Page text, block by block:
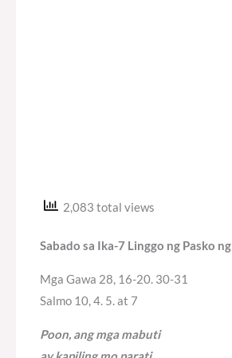
2,083 total views
Sabado sa Ika-7 Linggo ng Pasko
Mga Gawa 28, 16-20. 30-31
Salmo 10, 4. 5. at 7
Poon, ang mga mabuti